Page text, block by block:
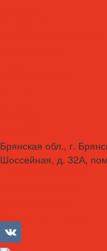
Брянская обл., г.
Шоссейная, д. 32А,